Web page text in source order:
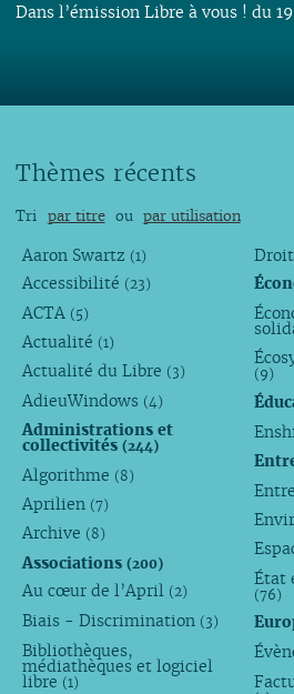
Dans l’émission Libre à vous ! du
Thèmes récents
Tri par titre ou par utilisation
Aaron Swartz (1)
Accessibilité (23)
ACTA (5)
Actualité (1)
Actualité du Libre (3)
AdieuWindows (4)
Administrations et
collectivités (244)
Algorithme (8)
Aprilien (7)
Archive (8)
Associations (200)
Au cœur de l’April (2)
Biais - Discrimination (3)
Bibliothèques,
médiathèques et logiciel
libre (1)
(9)
État
(76)